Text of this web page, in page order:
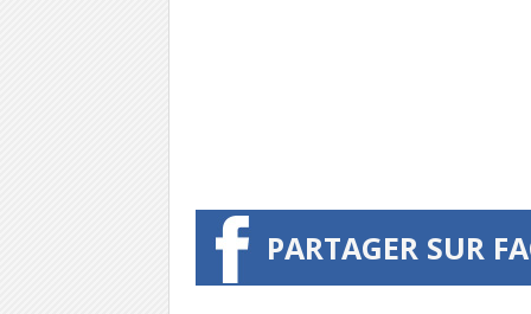
PARTAGER SUR